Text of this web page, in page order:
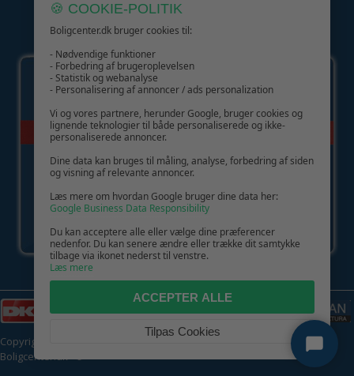
GIV GLÆDE MED ET GAVEKORT!
Copyright © 2026 | CVR: DK41222093 | Alle rettigheder forbeholdes |
Boligcenter.dk 🍪
🍪 COOKIE-POLITIK
Boligcenter.dk bruger cookies til:
- Nødvendige funktioner
- Forbedring af brugeroplevelsen
- Statistik og webanalyse
- Personalisering af annoncer / ads personalization
Vi og vores partnere, herunder Google, bruger cookies og
lignende teknologier til både personaliserede og ikke-
personaliserede annoncer.
Dine data kan bruges til måling, analyse, forbedring af siden
og visning af relevante annoncer.
Læs mere om hvordan Google bruger dine data her:
Google Business Data Responsibility
Du kan acceptere alle eller vælge dine præferencer
nedenfor. Du kan senere ændre eller trække dit samtykke
tilbage via ikonet nederst til venstre.
Læs mere
ACCEPTER ALLE
Tilpas Cookies